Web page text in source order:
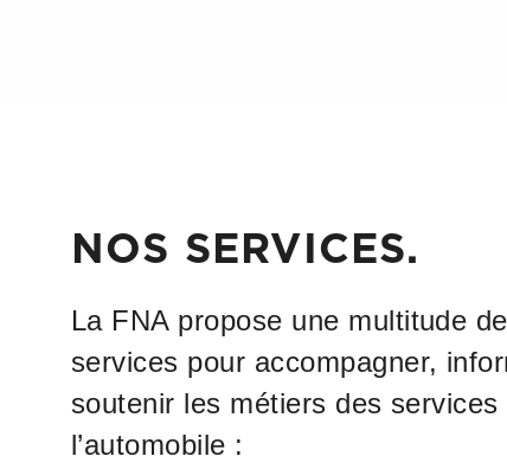
NOS SERVICES.
La FNA propose une multitude de
services pour accompagner,
soutenir les métiers des services
l’automobile :